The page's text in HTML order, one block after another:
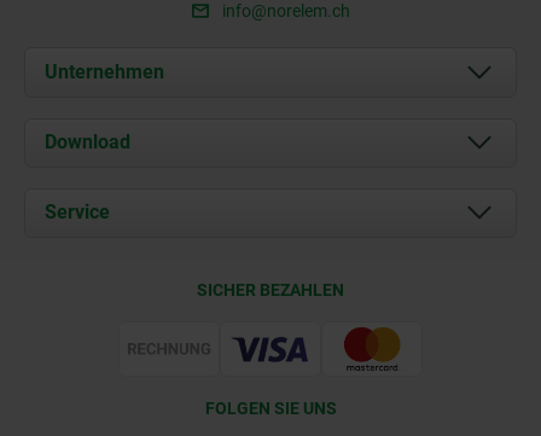
info@norelem.ch
Unternehmen
Über uns
Kontakt
Download
Dokumente
Service
SICHER BEZAHLEN
FOLGEN SIE UNS